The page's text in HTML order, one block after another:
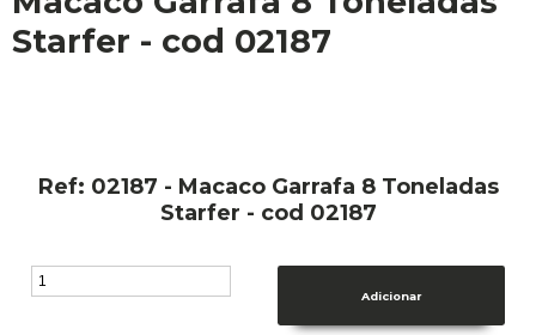
Starfer - cod 02187
Ref: 02187 - Macaco Garrafa 8 Toneladas
Starfer - cod 02187